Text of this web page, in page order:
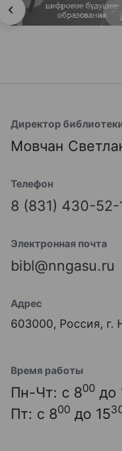
Директор
Мовчан
Телефон
8 (831) 430-52-
Электронная почта
bibl@nngasu.ru
Адрес
603000, Россия, г.
Время работы
Пн-Чт: с 800 до
Пт: с 800 до 15